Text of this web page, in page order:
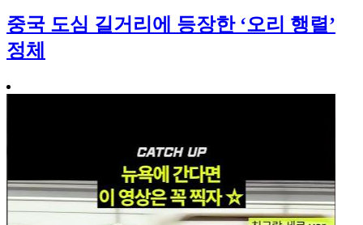
중국 도심 길거리에 등장한 ‘오리 행렬’
정체